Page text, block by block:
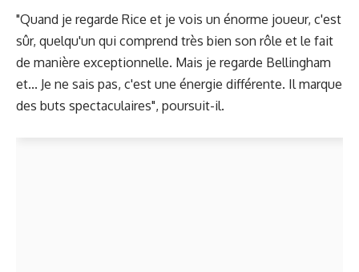
"Quand je regarde Rice et je vois un énorme joueur, c'est
sûr, quelqu'un qui comprend très bien son rôle et le fait
de manière exceptionnelle. Mais je regarde Bellingham
et... Je ne sais pas, c'est une énergie différente. Il marque
des buts spectaculaires", poursuit-il.